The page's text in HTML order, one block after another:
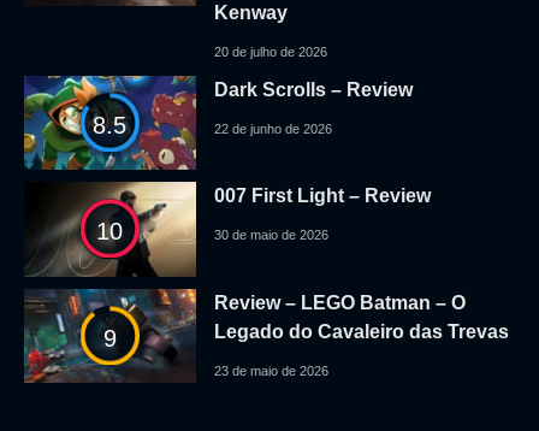
Kenway
20 de julho de 2026
8.5
Dark Scrolls – Review
22 de junho de 2026
10
007 First Light – Review
30 de maio de 2026
9
Review – LEGO Batman – O
Legado do Cavaleiro das Trevas
23 de maio de 2026